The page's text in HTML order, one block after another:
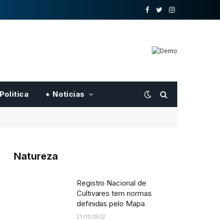
o
TwitterInstagram
Politica + Noticias
Natureza
Nova oferta pblica de hastes
de clones de seringueira para
o Centro-Oeste feita pela
Embrapa